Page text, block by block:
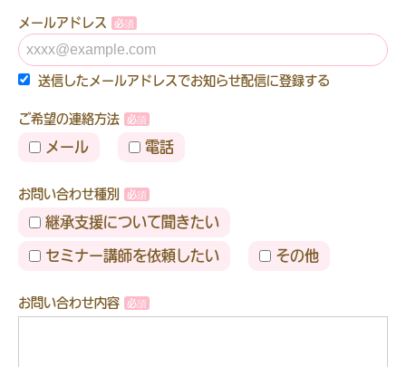
メールアドレス
送信したメールアドレスでお知らせ配信に登録する
ご希望の連絡方法
メール 電話
お問い合わせ種別
継承支援について聞きたい
セミナー講師を依頼したい その他
お問い合わせ内容